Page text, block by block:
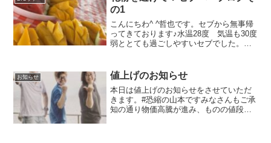
の1
こんにちわ^ ^哲也です。セブから無事帰
ってきております♪水温28度 気温も30度
弱ととても過ごしやすいセブでした。今
来れる海外といえば、そう！フィリピン
です。軽く日...
お知らせ 値上げのお知らせ
本日は値上げのお知らせをさせていただ
きます。#恐縮の山本ですみなさんもご承
知の通り物価高騰が進み、ものの値段が